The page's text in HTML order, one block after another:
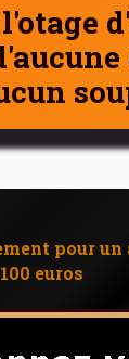
pour un
100 euros